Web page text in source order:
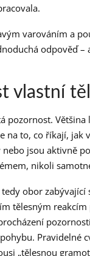
varováním a
odpověď
vlastní
pozornost.
na to, co říkají, jak
jsou aktivně
nikoli
tedy obor zabývající
tělesným
Pravidelné
„tělesnou